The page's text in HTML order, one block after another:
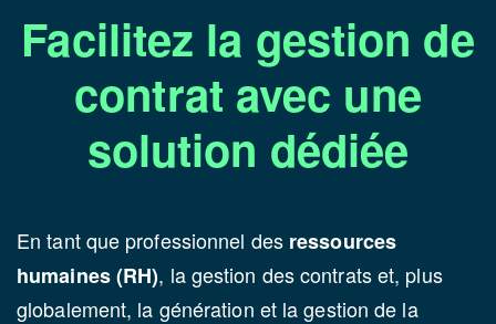
Facilitez la gestion de
contrat avec une
solution dédiée
En tant que professionnel des ressources
humaines (RH), la gestion des contrats et, plus
globalement, la génération et la gestion de la